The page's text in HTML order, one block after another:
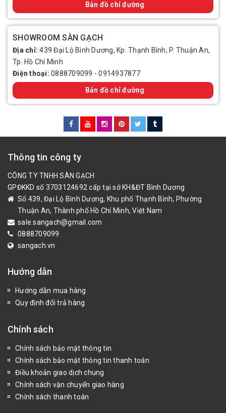
Bản đồ chỉ đường
SHOWROOM SÀN GẠCH
Địa chỉ:439 Đại Lộ Bình Dương, Kp. Thạnh Bình, P. Thuận An,
Tp. Hồ Chí Minh
Điện thoại: 0888709099 -0914937877
Bản đồ chỉ đường
Thông tin công ty
CÔNG TY TNHH SÀN GẠCH
GPĐKKD số 3703124692 cấp tại sở KH&ĐT Bình Dương
Số 439, Đại Lộ Bình Dương, Khu phố Thạnh Bình, Phường
Thuận An, Thành phố Hồ Chí Minh, Việt Nam
sale.sangach@gmail.com
0888709099
sangach.vn
Hướng dẫn
Hướng dẫn mua hàng
Quy định đổi trả hàng
Chính sách
Chính sách bảo mật thông tin
Chính sách bảo mật thông tin thanh toán
Điều khoản giao dịch chung
Chính sách vận chuyển giao hàng
Chính sách thanh toán